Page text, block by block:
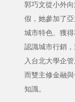
郭巧文從小外
假，她參加了
城市特色、獲
認識城市行銷
入台北大學企
而雙主修金融
知識。